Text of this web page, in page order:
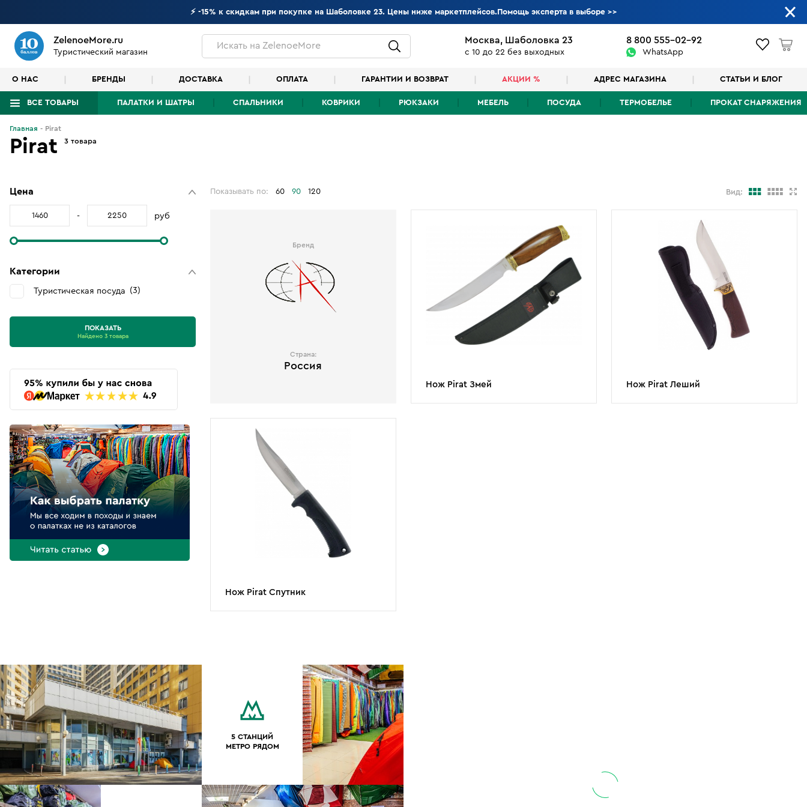
⚡ -15% к скидкам при покупке на Шаболовке 23. Цены ниже маркетплейсов.Помощь эксперта в выборе>>
ZelenoeMore.ru
Туристический магазин
Искатьна ZelenoeMore
Москва, Шаболовка 23
с 10 до 22 без выходных
8 800 555-02-92
WhatsApp
О НАС БРЕНДЫ ДОСТАВКА ОПЛАТА ГАРАНТИИ И ВОЗВРАТ АКЦИИ % АДРЕС МАГАЗИНА СТАТЬИ И БЛОГ
ВСЕ ТОВАРЫ ПАЛАТКИ И ШАТРЫ СПАЛЬНИКИ КОВРИКИ РЮКЗАКИ МЕБЕЛЬ ПОСУДА ТЕРМОБЕЛЬЕ ПРОКАТ СНАРЯЖЕНИЯ
Что будем искать?
Главная Pirat
Pirat 3 товара
Цена
- руб
Категории
Туристическая посуда 3
ПОКАЗАТЬ
Найдено 3 товара
Показывать по: 60 90 120 Вид:
Бренд
Страна:
Россия
Нож Pirat Змей Нож Pirat Леший
Нож Pirat Спутник
5 СТАНЦИЙ
МЕТРО РЯДОМ